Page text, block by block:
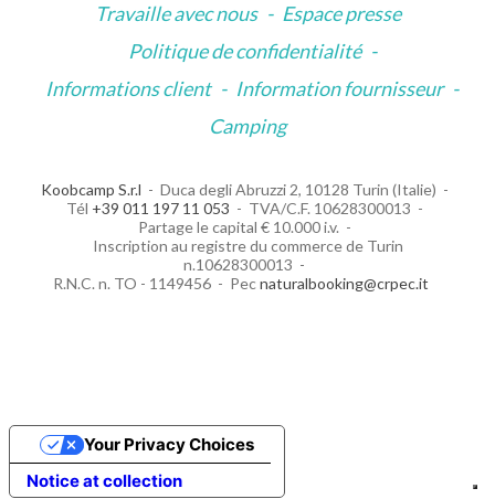
Travaille avec nous - Espace presse
Politique de confidentialité -
Informations client - Information fournisseur -
Camping
Koobcamp S.r.l
Duca degli Abruzzi 2, 10128 Turin (Italie)
Tél +39 011 197 11 053
TVA/C.F. 10628300013
Partage le capital € 10.000 i.v.
Inscription au registre du commerce de Turin
n.10628300013
R.N.C. n. TO - 1149456
Pecnaturalbooking@crpec.it
Notice at collection
Your Privacy Choices